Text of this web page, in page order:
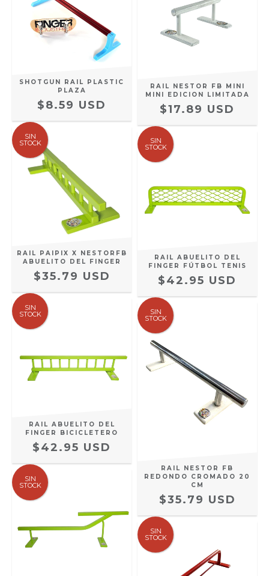
SHOTGUN RAIL PLASTIC
PLAZA
$8.59 USD
RAIL NESTOR FB MINI
MINI EDICION LIMITADA
$17.89 USD
SIN
STOCK
RAIL PAIPIX X NESTORFB
ABUELITO DEL FINGER
$35.79 USD
SIN
STOCK
RAIL ABUELITO DEL
FINGER FÚTBOL TENIS
$42.95 USD
SIN
STOCK
RAIL ABUELITO DEL
FINGER BICICLETERO
$42.95 USD
SIN
STOCK
RAIL NESTOR FB
REDONDO CROMADO 20
CM
$35.79 USD
SIN
STOCK
SIN
STOCK